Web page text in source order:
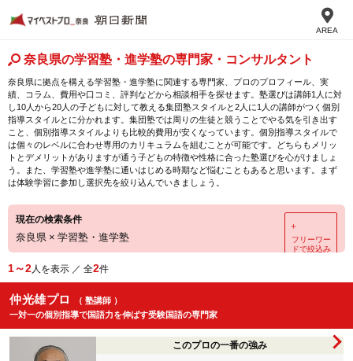
AREA
奈良県の学習塾・進学塾の専門家・コンサルタント
奈良県に拠点を構える学習塾・進学塾に関連する専門家、プロのプロフィール、実
績、コラム、費用や口コミ、評判などから相談相手を探せます。塾選びは講師1人に対
し10人から20人の子どもに対して教える集団塾スタイルと2人に1人の講師がつく個別
指導スタイルとに分かれます。集団塾では周りの生徒と競うことでやる気を引き出す
こと、個別指導スタイルよりも比較的費用が安くなっています。個別指導スタイルで
は個々のレベルに合わせ専用のカリキュラムを組むことが可能です。どちらもメリッ
トとデメリットがありますが通う子どもの特徴や性格に合った塾選びを心がけましょ
う。また、学習塾や進学塾に通いはじめる時期など悩むこともあると思います。まず
は体験学習に参加し選択先を絞り込んでいきましょう。
現在の検索条件
奈良県 × 学習塾・進学塾
＋
フリーワー
ドで絞込み
1～2人を表示 ／ 全2件
仲光雄プロ
（ 塾講師 ）
一対一の個別指導で国語力を伸ばす受験国語の専門家
このプロの一番の強み